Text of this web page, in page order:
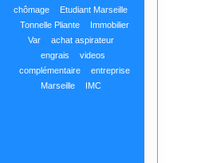
chômage
Etudiant Marseille
Tonnelle Pliante
Immobilier
Var
achat aspirateur
engrais
videos
complémentaire
entreprise
Marseille
IMC